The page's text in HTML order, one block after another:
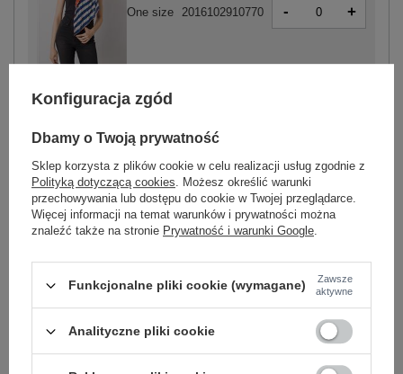
One size 2016102910787 -
One size 2016102910770 - +
Konfiguracja zgód
Dbamy o Twoją prywatność
Sklep korzysta z plików cookie w celu realizacji usług zgodnie z
Polityką dotyczącą cookies. Możesz określić warunki
przechowywania lub dostępu do cookie w Twojej przeglądarce.
Więcej informacji na temat warunków i prywatności można
znaleźć także na stronie Prywatność i warunki Google.
Funkcjonalne pliki cookie (wymagane)
Zawsze
aktywne
Analityczne pliki cookie